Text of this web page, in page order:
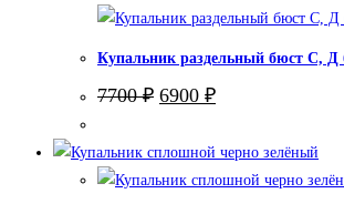
Купальник раздельный бюст С, Д
7700₽ Первоначальная
цена
7700 ₽.
6900 ₽Текущая
цена: